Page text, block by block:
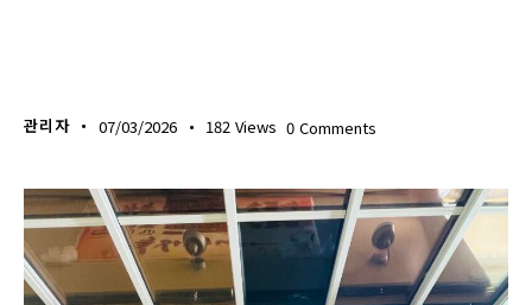
관리자 07/03/2026 182 Views 0 Comments